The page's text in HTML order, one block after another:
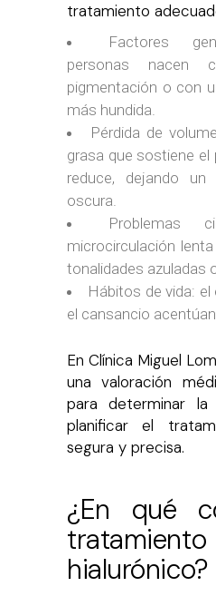
tratamiento
Factores
personas nacen
pigmentación o con
más hundida.
Pérdida de
grasa que sostiene el
reduce, dejando
oscura.
Problemas
microcirculación
tonalidades azuladas
Hábitos de vida:
el cansancio
En Clínica Miguel
una valoración
para determinar
planificar el
segura y precisa.
¿En qué
hialurónico?